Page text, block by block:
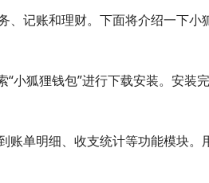
、记账和理财。下面将介绍一下小
小狐狸钱包”进行下载安装。安装
账单明细、收支统计等功能模块。